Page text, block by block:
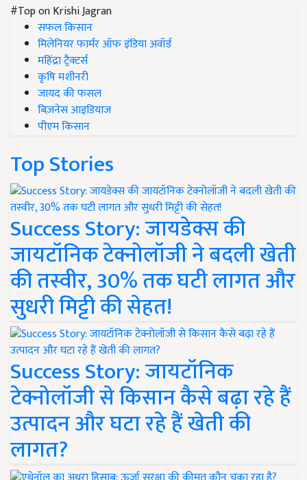
#Top on Krishi Jagran
सफल किसान
मिलेनियर फार्मर ऑफ इंडिया अवॉर्ड
महिंद्रा ट्रैक्टर्स
कृषि मशीनरी
जायद की फसल
बिज़नेस आइडियाज
पीएम किसान
Top Stories
Success Story: जायडेक्स की
जायटॉनिक टेक्नोलॉजी ने बदली खेती
की तस्वीर, 30% तक घटी लागत और
सुधरी मिट्टी की सेहत!
Success Story: जायटॉनिक
टेक्नोलॉजी से किसान कैसे बढ़ा रहे हैं
उत्पादन और घटा रहे हैं खेती की
लागत?